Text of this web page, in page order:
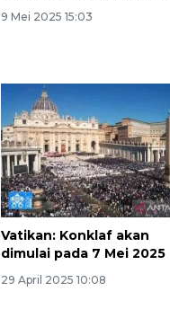
9 Mei 2025 15:03
Vatikan: Konklaf akan
dimulai pada 7 Mei 2025
29 April 2025 10:08